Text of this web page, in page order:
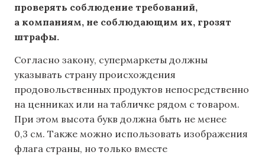
проверять соблюдение требований,
а компаниям, не соблюдающим их, грозят
штрафы.
Согласно закону, супермаркеты должны
указывать страну происхождения
продовольственных продуктов непосредственно
на ценниках или на табличке рядом с товаром.
При этом высота букв должна быть не менее
0,3 см. Также можно использовать изображения
флага страны, но только вместе